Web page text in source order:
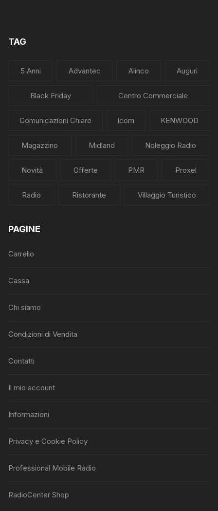
TAG
5 Anni Advantec Alinco Auguri
Black Friday Centro Commerciale
Comunicazioni Chiare Icom KENWOOD
Magazzino Midland Noleggio Radio
Novità Offerte PMR Proxel
Radio Ristorante Villaggio Turistico
PAGINE
Carrello
Cassa
Chi siamo
Condizioni di Vendita
Contatti
Il mio account
Informazioni
Privacy e Cookie Policy
Professional Mobile Radio
RadioCenter Shop